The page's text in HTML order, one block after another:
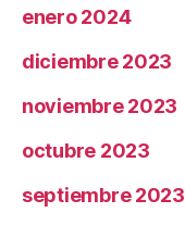
enero 2024
diciembre 2023
noviembre 2023
octubre 2023
septiembre 2023